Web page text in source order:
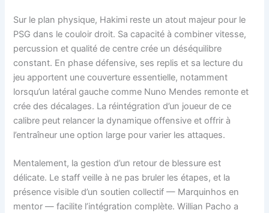
Sur le plan physique, Hakimi reste un atout majeur pour le
PSG dans le couloir droit. Sa capacité à combiner vitesse,
percussion et qualité de centre crée un déséquilibre
constant. En phase défensive, ses replis et sa lecture du
jeu apportent une couverture essentielle, notamment
lorsqu’un latéral gauche comme Nuno Mendes remonte et
crée des décalages. La réintégration d’un joueur de ce
calibre peut relancer la dynamique offensive et offrir à
l’entraîneur une option large pour varier les attaques.
Mentalement, la gestion d’un retour de blessure est
délicate. Le staff veille à ne pas bruler les étapes, et la
présence visible d’un soutien collectif — Marquinhos en
mentor — facilite l’intégration complète. Willian Pacho a